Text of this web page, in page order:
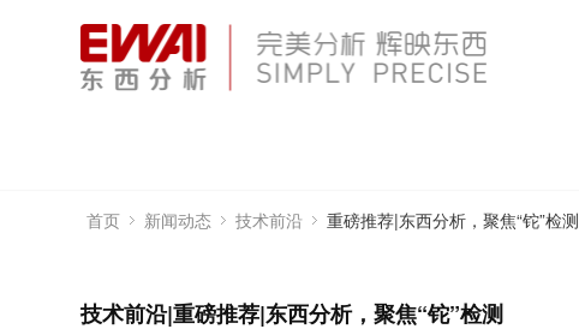
首页 新闻动态 技术前沿 重磅推荐|东西分析，聚焦“铊”检测
技术前沿|重磅推荐|东西分析，聚焦“铊”检测